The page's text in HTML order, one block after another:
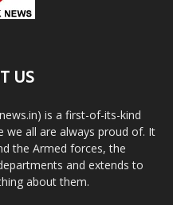
US
is a first-of-its-kind
all are always proud of. It
the Armed forces, the
and extends to
about them.